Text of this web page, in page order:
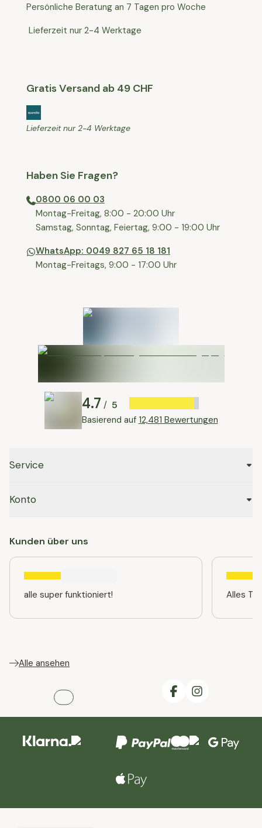
Persönliche Beratung an 7 Tagen pro Woche
Lieferzeit nur 2-4 Werktage
Gratis Versand ab 49 CHF
Lieferzeit nur 2-4 Werktage
Haben Sie Fragen?
0800 06 00 03
⁠Montag-Freitag, 8:00 - 20:00 Uhr
⁠Samstag, Sonntag, Feiertag, 9:00 - 19:00 Uhr
WhatsApp: 0049 827 65 18 181
Montag-Freitags, 9:00 - 17:00 Uhr
4.7 / 5
Basierend auf 12,481 Bewertungen
Service
Konto
Kunden über uns
alle super funktioniert! Alles
Alle ansehen